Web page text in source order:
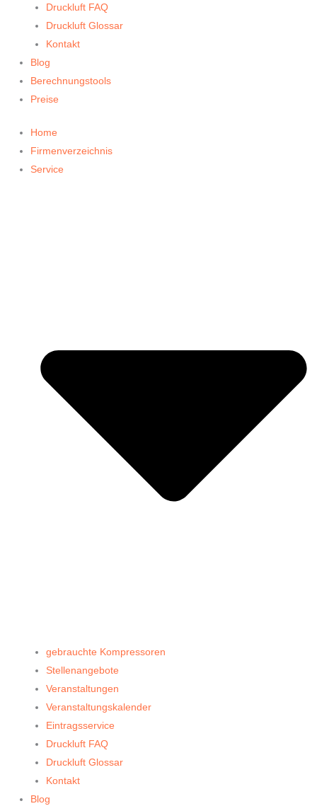
Druckluft FAQ
Druckluft Glossar
Kontakt
Blog
Berechnungstools
Preise
Home
Firmenverzeichnis
Service
gebrauchte Kompressoren
Stellenangebote
Veranstaltungen
Veranstaltungskalender
Eintragsservice
Druckluft FAQ
Druckluft Glossar
Kontakt
Blog